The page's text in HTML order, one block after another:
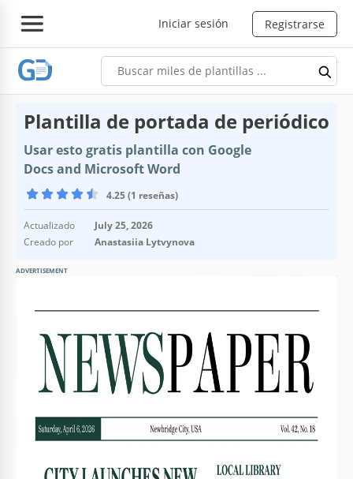
Iniciar sesión Registrarse
Plantilla de portada de periódico
Usar esto gratis plantilla con Google
Docs and Microsoft Word
4.25 (1 reseñas)
Actualizado
July 25, 2026
Creado por
Anastasiia Lytvynova
ADVERTISEMENT